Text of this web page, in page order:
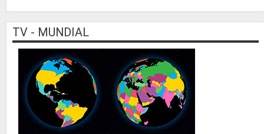
TV - MUNDIAL